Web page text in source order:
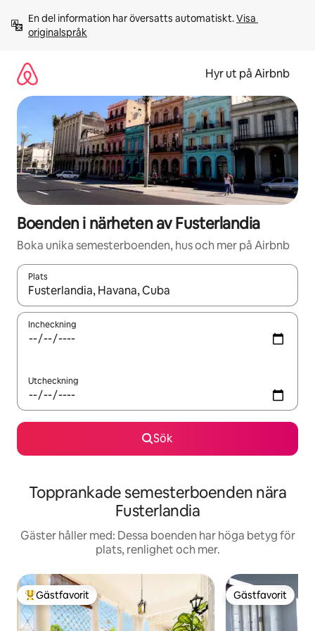
innehåll
En del information har översatts automatiskt. Visa
originalspråk
Hyr ut på Airbnb
Boenden i närheten av Fusterlandia
Boka unika semesterboenden, hus och mer på Airbnb
Plats
När resultaten är tillgängliga kan du navigera med upp- och
Incheckning
Utcheckning
Sök
Topprankade semesterboenden nära
Fusterlandia
Gäster håller med: Dessa boenden har höga betyg för
plats, renlighet och mer.
Populär gästfavorit
Gästfavorit Gästfavorit
Gästfavorit